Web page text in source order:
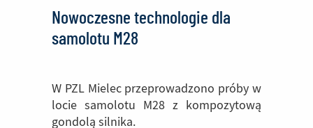
Nowoczesne technologie dla
samolotu M28
W PZL Mielec przeprowadzono próby w
locie samolotu M28 z kompozytową
gondolą silnika.